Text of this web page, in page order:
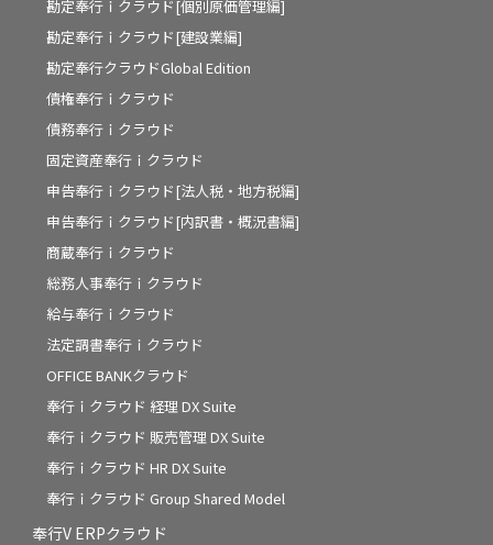
勘定奉行ｉクラウド[個別原価管理編]
勘定奉行ｉクラウド[建設業編]
勘定奉行クラウドGlobal Edition
債権奉行ｉクラウド
債務奉行ｉクラウド
固定資産奉行ｉクラウド
申告奉行ｉクラウド[法人税・地方税編]
申告奉行ｉクラウド[内訳書・概況書編]
商蔵奉行ｉクラウド
総務人事奉行ｉクラウド
給与奉行ｉクラウド
法定調書奉行ｉクラウド
OFFICE BANKクラウド
奉行ｉクラウド 経理 DX Suite
奉行ｉクラウド 販売管理 DX Suite
奉行ｉクラウド HR DX Suite
奉行ｉクラウド Group Shared Model
奉行V ERPクラウド